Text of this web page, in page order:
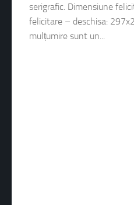
serigrafic. Dimensiune
felicitare – deschisa:
mulțumire sunt un...